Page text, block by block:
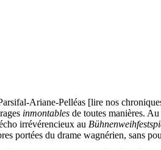
Ariane-Pelléas [lire nos
inmontables de toutes manières.
irrévérencieux au
portées du drame wagnérien, sans